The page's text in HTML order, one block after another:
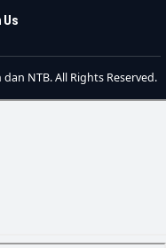
Us
NTB. All Rights Reserved.